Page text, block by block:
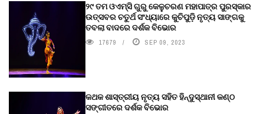
୨୯ ତମ ଓଏମ୍‌ସି ଗୁରୁ କେଳୁଚରଣ ମହାପାତ୍ର ପୁରସ୍କାର
ଉତ୍ସବର ଚତୁର୍ଥ ସଂଧ୍ୟାରେ କୁଚିପୁଡ଼ି ନୃତ୍ୟ ସାଙ୍ଗକୁ
ତବଲା ବାଦରେ ଦର୍ଶକ ବିଭୋର
17679 SEP 09, 2023
କଥକ ଶାସ୍ତ୍ରୀୟ ନୃତ୍ୟ ସହିତ ହିନ୍ଦୁସ୍ଥାନୀ କଣ୍ଠ
ସଙ୍ଗୀତରେ ଦର୍ଶକ ବିଭୋର